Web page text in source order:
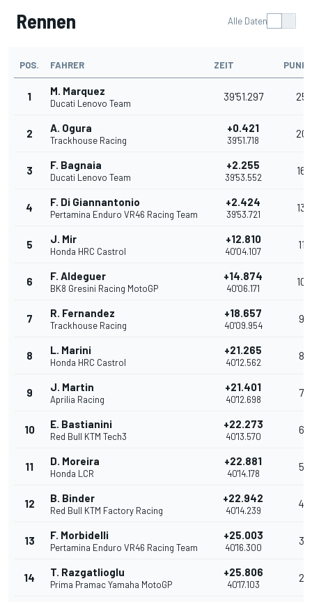
Rennen Alle Daten
POS. FAHRER ZEIT
1 M. Marquez
Ducati Lenovo Team
39'51.297 25
2 A. Ogura
Trackhouse Racing
+0.421
39'51.718
20
3 F. Bagnaia
Ducati Lenovo Team
+2.255
39'53.552
16
4 F. Di Giannantonio
Pertamina Enduro VR46 Racing Team
+2.424
39'53.721
13
5 J. Mir
Honda HRC Castrol
+12.810
40'04.107
11
6 F. Aldeguer
BK8 Gresini Racing MotoGP
+14.874
40'06.171
10
7 R. Fernandez
Trackhouse Racing
+18.657
40'09.954
9
8 L. Marini
Honda HRC Castrol
+21.265
40'12.562
8
9 J. Martin
Aprilia Racing
+21.401
40'12.698
7
10 E. Bastianini
Red Bull KTM Tech3
+22.273
40'13.570
6
11 D. Moreira
Honda LCR
+22.881
40'14.178
5
12 B. Binder
Red Bull KTM Factory Racing
+22.942
40'14.239
4
13 F. Morbidelli
Pertamina Enduro VR46 Racing Team
+25.003
40'16.300
3
14 T. Razgatlioglu
Prima Pramac Yamaha MotoGP
+25.806
40'17.103
2